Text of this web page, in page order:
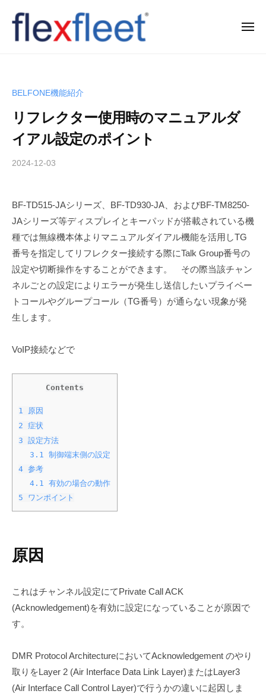
F
l
e
C
o
.
,
L
t
d
.
メ
BELFONE機能紹介
リフレクター使用時のマニュアルダ
イアル設定のポイント
2024-12-03
a
k
a
h
a
S
o
BF-TD515-JAシリーズ、BF-TD930-JA、およびBF-TM8250-
JAシリーズ等ディスプレイとキーパッドが搭載されている機
種では無線機本体よりマニュアルダイアル機能を活用しTG
番号を指定してリフレクター接続する際にTalk Group番号の
設定や切断操作をすることができます。 その際当該チャン
ネルごとの設定によりエラーが発生し送信したいプライベー
トコールやグループコール（TG番号）が通らない現象が発
生します。
VoIP接続などで
Contents
1
原因
2 症状
3 設定方法
3.1
制御端末側の設定
4 参考
4.1
有効の場合の動作
5 ワンポイント
原因
これはチャンネル設定にてPrivate Call ACK
(Acknowledgement)を有効に設定になっていることが原因で
す。
DMR Protocol ArchitectureにおいてAcknowledgement のやり
取りをLayer 2 (Air Interface Data Link Layer)またはLayer3
(Air Interface Call Control Layer)で行うかの違いに起因しま